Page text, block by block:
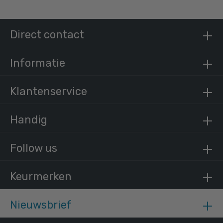
Steigerbuis staal 33,7 mm
€ 9,62 incl. BTW
Nieuwsbrief
Follow us
Keurmerken
Direct contact
Informatie
Klantenservice
Handig